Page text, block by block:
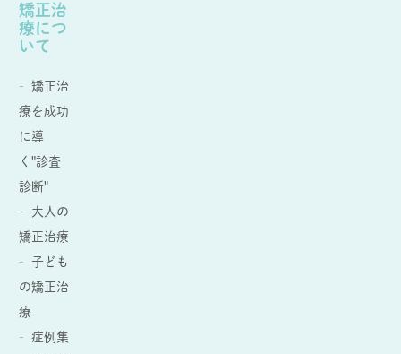
矯正治
療につ
いて
矯正治
療を成功
に導
く"診査
診断"
大人の
矯正治療
子ども
の矯正治
療
症例集